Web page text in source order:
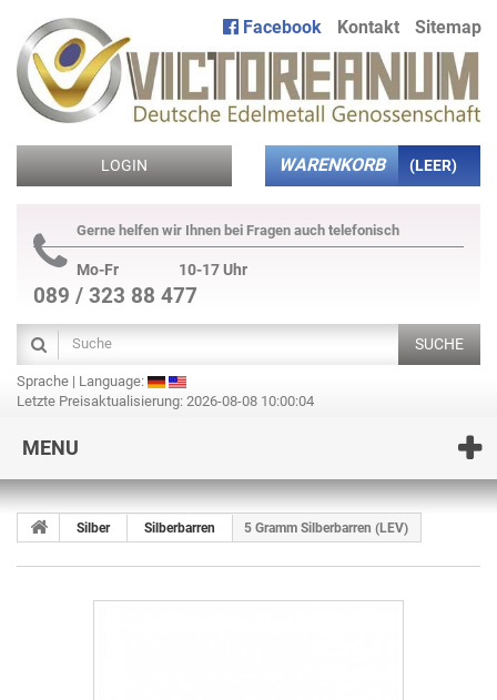
Facebook Kontakt Sitemap
LOGIN WARENKORB (LEER)
Gerne helfen wir Ihnen bei Fragen auch telefonisch
Mo-Fr 10-17 Uhr
089 / 323 88 477
SUCHE
Sprache | Language:
Letzte Preisaktualisierung: 2026-08-08 10:00:04
MENU
Silber Silberbarren 5 Gramm Silberbarren (LEV)